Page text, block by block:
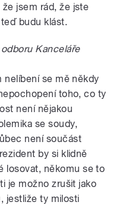
jsem rád, že jste
budu klást.
Kanceláře
nelíbení se mě někdy
toho, co ty
není nějakou
se soudy,
není součást
by si klidně
losovat, někomu se to
je možno zrušit jako
jestliže ty milosti